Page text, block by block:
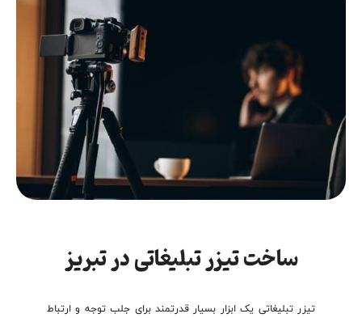
ساخت تیزر تبلیغاتی در تبریز
تیزر تبلیغاتی یک ابزار بسیار قدرتمند برای جلب توجه و ارتباط